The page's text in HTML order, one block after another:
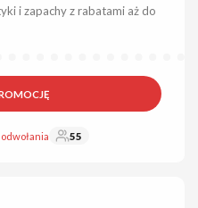
i zapachy z rabatami aż do
55